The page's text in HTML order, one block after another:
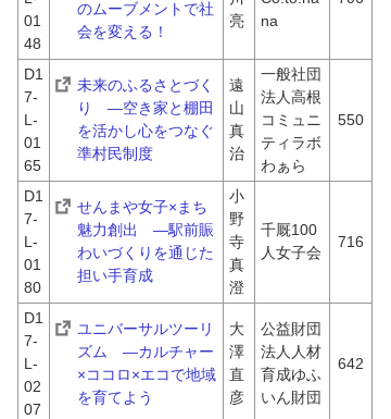
01
48
のムーブメントで社
会を変える！
亮
na
D1
7-
L-
01
65
未来のふるさとづく
り　―空き家と棚田
を活かし心をつなぐ
準村民制度
遠
山
真
治
一般社団
法人高根
コミュニ
ティラボ
わぁら
550
D1
7-
L-
01
80
せんまや女子×まち
魅力創出　―駅前賑
わいづくりを通じた
担い手育成
小
野
寺
真
澄
千厩100
人女子会
716
D1
7-
L-
02
07
ユニバーサルツーリ
ズム　―カルチャー
×ココロ×エコで地域
を育てよう
大
澤
直
彦
公益財団
法人人材
育成ゆふ
いん財団
642